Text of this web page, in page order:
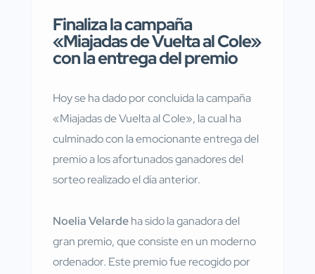
Finaliza la campaña
«Miajadas de Vuelta al Cole»
con la entrega del premio
Hoy se ha dado por concluida la campaña
«Miajadas de Vuelta al Cole», la cual ha
culminado con la emocionante entrega del
premio a los afortunados ganadores del
sorteo realizado el día anterior.
Noelia Velardeha sido la ganadora del
gran premio, que consiste en un moderno
ordenador. Este premio fue recogido por